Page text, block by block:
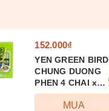
152.000₫
YEN GREEN BIRD
CHUNG DUONG
PHEN 4 CHAI x
185ml
MUA